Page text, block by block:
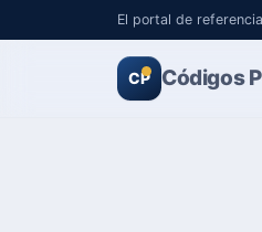
El portal de
CP Códigos